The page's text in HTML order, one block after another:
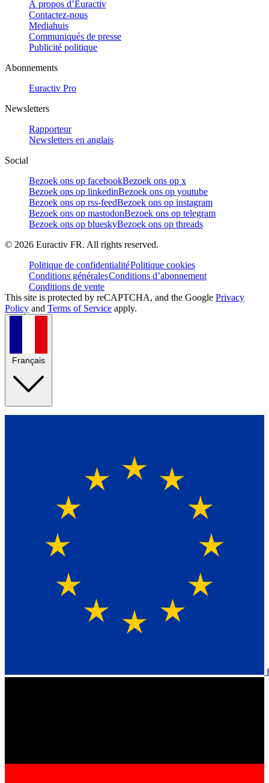
À propos d’Euractiv
Contactez-nous
Mediahuis
Communiqués de presse
Publicité politique
Abonnements
Euractiv Pro
Newsletters
Rapporteur
Newsletters en anglais
Social
Bezoek ons op facebookBezoek ons op x
Bezoek ons op linkedinBezoek ons op youtube
Bezoek ons op rss-feedBezoek ons op instagram
Bezoek ons op mastodonBezoek ons op telegram
Bezoek ons op blueskyBezoek ons op threads
© 2026 Euractiv FR. All rights reserved.
Politique de confidentialitéPolitique cookies
Conditions généralesConditions d’abonnement
Conditions de vente
This site is protected by reCAPTCHA, and the Google Privacy
Policy and Terms of Service apply.
Français